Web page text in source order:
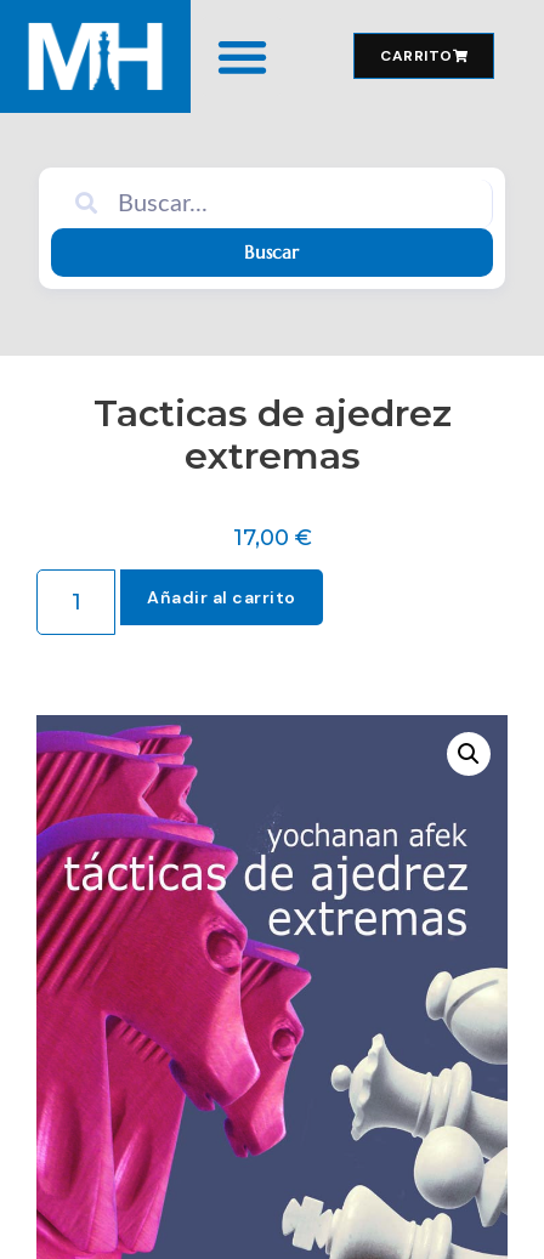
CARRITO
Buscar
Tacticas de ajedrez
extremas
17,00 €
Añadir al carrito